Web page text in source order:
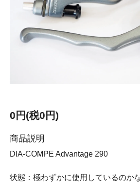
0円(税0円)
商品説明
DIA-COMPE Advantage 290
状態：極わずかに使用しているのか